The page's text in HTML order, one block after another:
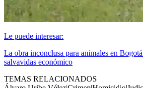
Le puede interesar:
La obra inconclusa para animales en
salvavidas económico
TEMAS RELACIONADOS